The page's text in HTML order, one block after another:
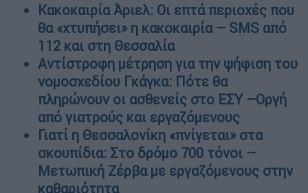
Κακοκαιρία Άριελ: Οι επτά περιοχές που
θα «χτυπήσει» η κακοκαιρία – SMS από
112 και στη Θεσσαλία
Αντίστροφη μέτρηση για την ψήφιση του
νομοσχεδίου Γκάγκα: Πότε θα
πληρώνουν οι ασθενείς στο ΕΣΥ –Οργή
από γιατρούς και εργαζόμενους
Γιατί η Θεσσαλονίκη «πνίγεται» στα
σκουπίδια: Στο δρόμο 700 τόνοι –
Μετωπική Ζέρβα με εργαζόμενους στην
καθαριότητα